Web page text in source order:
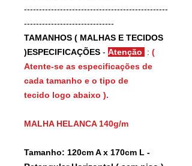
------------------------------------------------
------------------------------
TAMANHOS ( MALHAS E TECIDOS
)ESPECIFICAÇÕES - Atenção : (
Atente-se as especificações de
cada tamanho e o tipo de
tecido logo abaixo ).
MALHA HELANCA 140g/m
Tamanho: 120cm A x 170cm L -